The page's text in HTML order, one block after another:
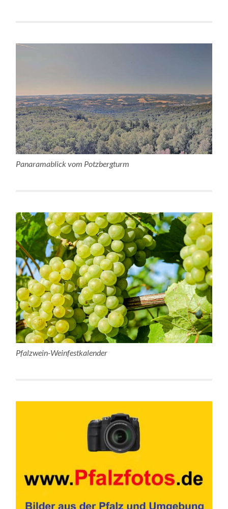
Panaramablick vom Potzbergturm
Pfalzwein-Weinfestkalender